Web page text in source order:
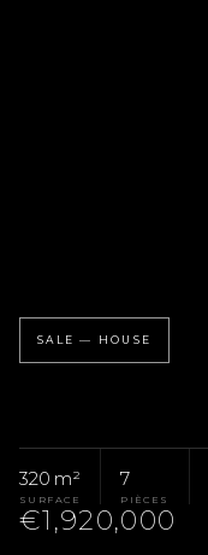
SALE — HOUSE
320 m²
SURFACE
7
PIÈCES
€1,920,000